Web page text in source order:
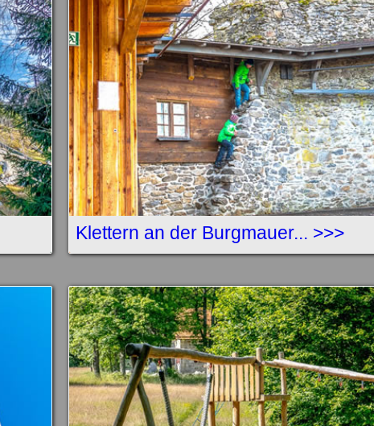
Klettern an der Burgmauer... >>>